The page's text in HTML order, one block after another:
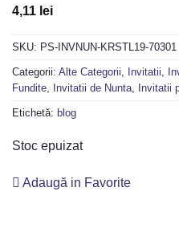
4,11 lei
SKU: PS-INVNUN-KRSTL19-70301
Categorii: Alte Categorii, Invitatii,
Fundite, Invitatii de Nunta, Invitatii
Etichetă: blog
Stoc epuizat
Adaugă in Favorite